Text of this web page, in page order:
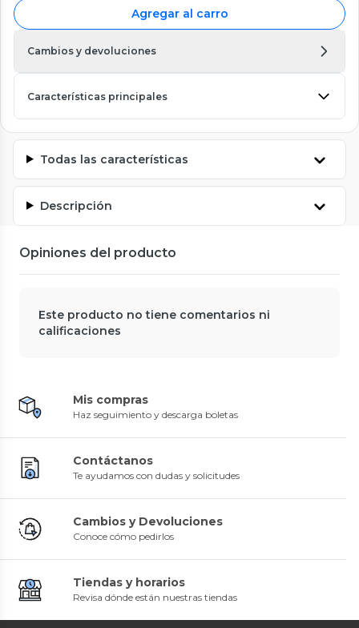
Agregar al carro
Cambios y devoluciones
Características principales
Todas las características
Descripción
Opiniones del producto
Este producto no tiene comentarios ni
calificaciones
Mis compras
Haz seguimiento y descarga boletas
Contáctanos
Te ayudamos con dudas y solicitudes
Cambios y Devoluciones
Conoce cómo pedirlos
Tiendas y horarios
Revisa dónde están nuestras tiendas